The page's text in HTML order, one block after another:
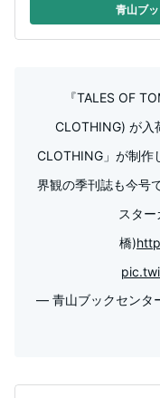
青山ブ
『TALES OF
CLOTHING) が入
CLOTHING」が制作
界観の季刊誌も今号
スタ
橋)
— 青山ブックセンタ